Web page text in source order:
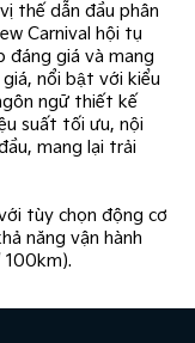
thế dẫn đầu phân
Carnival hội tụ
đáng giá và mang
nổi bật với kiểu
ngữ thiết kế
suất tối ưu, nội
mang lại trải
tùy chọn động cơ
năng vận hành
100km).